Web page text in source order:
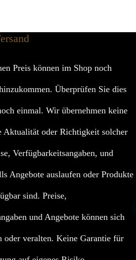
Preis können im Shop noch
Überprüfen Sie dies
einmal. Wir übernehmen keine
Aktualität oder Richtigkeit solcher
Verfügbarkeitsangaben, und
Angebote auslaufen oder Produkte
sind. Preise,
und Angebote können sich
oder veralten. Keine Garantie für